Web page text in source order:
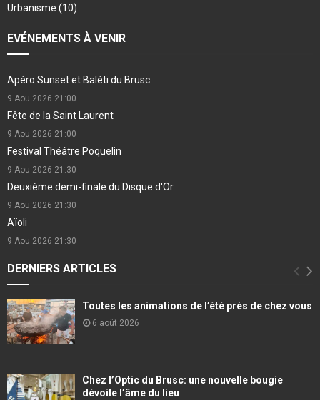
Urbanisme (10)
EVÉNEMENTS À VENIR
Apéro Sunset et Baléti du Brusc
9 Aou 2026 21:00
Fête de la Saint Laurent
9 Aou 2026 21:00
Festival Théâtre Poquelin
9 Aou 2026 21:30
Deuxième demi-finale du Disque d'Or
9 Aou 2026 21:30
Aïoli
9 Aou 2026 21:30
DERNIERS ARTICLES
Toutes les animations de l’été près de chez vous
6 août 2026
Chez l’Optic du Brusc: une nouvelle bougie
dévoile l’âme du lieu